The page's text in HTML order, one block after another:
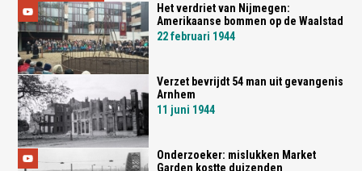
Het verdriet van Nijmegen:
Amerikaanse bommen op de Waalstad
22 februari 1944
Verzet bevrijdt 54 man uit gevangenis
Arnhem
11 juni 1944
Onderzoeker: mislukken Market
Garden kostte duizenden